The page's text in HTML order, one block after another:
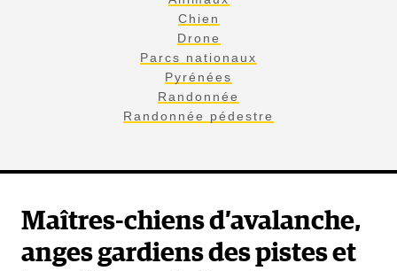
Chien
Drone
Parcs nationaux
Pyrénées
Randonnée
Randonnée pédestre
Maîtres-chiens d’avalanche,
anges gardiens des pistes et